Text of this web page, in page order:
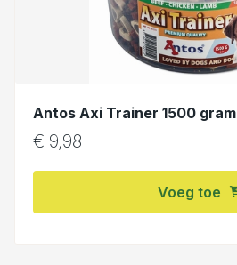
Antos Axi Trainer 1500 gram
€ 9,98
Voeg toe